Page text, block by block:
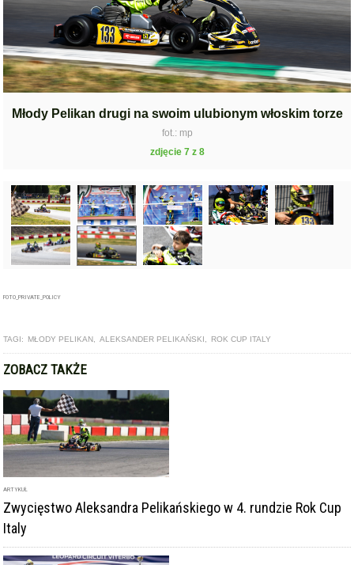
Młody Pelikan drugi na swoim ulubionym włoskim torze
fot.: mp
zdjęcie 7 z 8
FOTO_PRIVATE_POLICY
TAGI: MŁODY PELIKAN, ALEKSANDER PELIKAŃSKI , ROK CUP ITALY
ZOBACZ TAKŻE
ARTYKUŁ
Zwycięstwo Aleksandra Pelikańskiego w 4. rundzie Rok Cup
Italy